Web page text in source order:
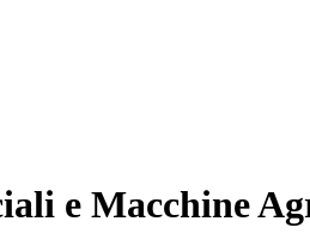
e Macchine